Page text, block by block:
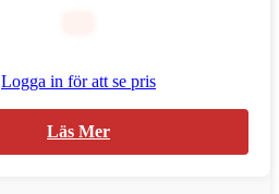
Logga in för att se pris
Läs Mer